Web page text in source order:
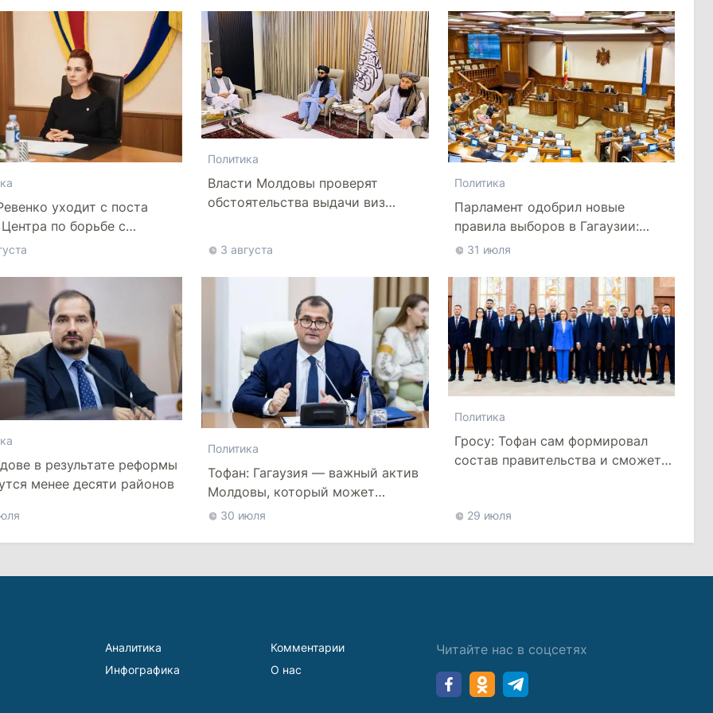
уходит с поста
по борьбе с
Политика
Власти Молдовы проверят
обстоятельства выдачи виз
3 августа
Политика
Парламент одобрил новые
правила выборов в Гагаузии:
оппозиция критикует
31 июля
в результате реформы
менее десяти районов
Политика
Тофан: Гагаузия — важный актив
Молдовы, который может
наладить мосты с Турцией
30 июля
Политика
Гросу: Тофан сам формировал
состав правительства и сможет
29 июля
Аналитика
Комментарии
Инфографика О нас
Читайте нас в соцсетях